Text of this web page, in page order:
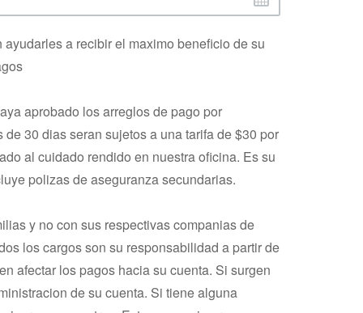
a recibir el maximo beneficio de su
aprobado los arreglos de pago por
30 dias seran sujetos a una tarifa de $30 por
al cuidado rendido en nuestra oficina. Es su
polizas de aseguranza secundarias.
y no con sus respectivas companias de
los cargos son su responsabilidad a partir de
afectar los pagos hacia su cuenta. Si surgen
de su cuenta. Si tiene alguna